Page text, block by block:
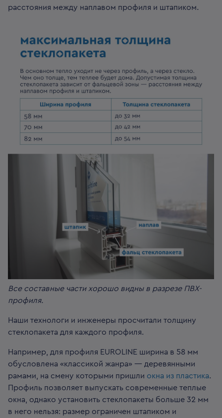
расстояния между наплавом профиля и штапиком.
Все составные части хорошо видны в разрезе ПВХ-
профиля.
Наши технологи и инженеры просчитали толщину
стеклопакета для каждого профиля.
Например, для профиля EUROLINE ширина в 58 мм
обусловлена «классикой жанра» — деревянными
рамами, на смену которыми пришли окна из пластика.
Профиль позволяет выпускать современные теплые
окна, однако установить стеклопакеты больше 32 мм
в него нельзя: размер ограничен штапиком и